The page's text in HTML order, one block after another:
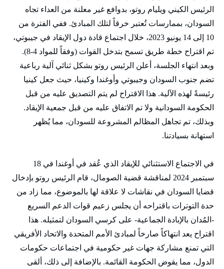
الرئيس الكيني ويليام روتو، بدوافع غير معلنة من العداء تجاه
السودان، بممارسات تُعتبر خرقاً لتلك المبادئ. ففي الفترة من
10 إلى 14 يونيو 2023، خلال اجتماع قادة دول الإيقاد في جيبوتي،
تم اقتراح خطة طريق تسمح بتدخل القوات (وفقاً للمواد 4-8).
وبعد انتهاء الجلسة، أعلن الرئيس روتو بشكل ثنائي آلية رباعية
تضم جنوب السودان وجيبوتي وأوغندا وكينيا، حيث جعل كينيا
رئيسةً لهذه الآلية. هذا الاقتراح لم يتم التصديق عليه من قبل
الحكومة السودانية ولا تم الاتفاق عليه من قبل جمعية الإيقاد.
وبذلك، تم تجاهل المظالم المشروعة للسودان، مما يُظهر
استهانة بسيادتنا.
في الاجتماع الاستثنائي للإيقاد الذي عُقد في أوغندا في 18
سبتمبر 2024 لمناقشة قضية الصومال، قام الرئيس روتو بإدخال
قضايا السودان في نقاشات لا علاقة لها بالموضوع، مما زاد من
حدة التوترات باقتراحه أن يجلس زعيم قوات الدعم السريع
-المُدان بالإبادة الجماعية- على كرسي السودان لتمثيله. هذا
اقتراح يعد انتهاكاً صارخاً لمبادئ الأمم المتحدة والاتحاد الأفريقي
التي تمنع مشاركة جهات غير حكومية في اجتماعات حكومات
الدول، مما يقوض الحكومة القائمة. بالإضافة إلى ذلك، ألقى